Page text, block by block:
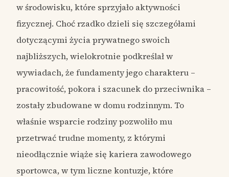
w środowisku, które sprzyjało aktywności
fizycznej. Choć rzadko dzieli się szczegółami
dotyczącymi życia prywatnego swoich
najbliższych, wielokrotnie podkreślał w
wywiadach, że fundamenty jego charakteru –
pracowitość, pokora i szacunek do przeciwnika –
zostały zbudowane w domu rodzinnym. To
właśnie wsparcie rodziny pozwoliło mu
przetrwać trudne momenty, z którymi
nieodłącznie wiąże się kariera zawodowego
sportowca, w tym liczne kontuzje, które